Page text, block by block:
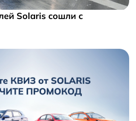
Solaris сошли с